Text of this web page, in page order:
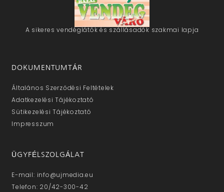
A sikeres vendéglátók és szállásadók szakmai lapja
DOKUMENTUMTÁR
Általános Szerződési Feltételek
Adatkezelési Tájékoztató
Sütikezelési Tájékoztató
Impresszum
ÜGYFÉLSZOLGÁLAT
E-mail: info@ujmedia.eu
Telefon: 20/42-300-42